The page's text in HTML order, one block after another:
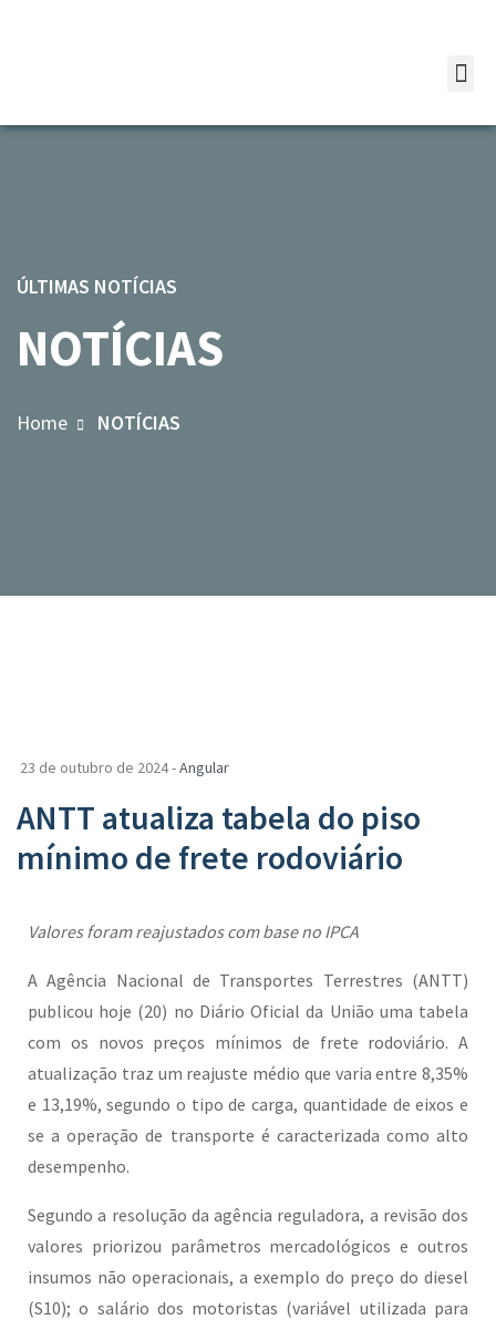
ÚLTIMAS NOTÍCIAS
NOTÍCIAS
Home NOTÍCIAS
23 de outubro de 2024 -Angular
ANTT atualiza tabela do piso
mínimo de frete rodoviário
Valores foram reajustados com base no IPCA
A Agência Nacional de Transportes Terrestres (ANTT)
publicou hoje (20) no Diário Oficial da União uma tabela
com os novos preços mínimos de frete rodoviário. A
atualização traz um reajuste médio que varia entre 8,35%
e 13,19%, segundo o tipo de carga, quantidade de eixos e
se a operação de transporte é caracterizada como alto
desempenho.
Segundo a resolução da agência reguladora, a revisão dos
valores priorizou parâmetros mercadológicos e outros
insumos não operacionais, a exemplo do preço do diesel
(S10); o salário dos motoristas (variável utilizada para